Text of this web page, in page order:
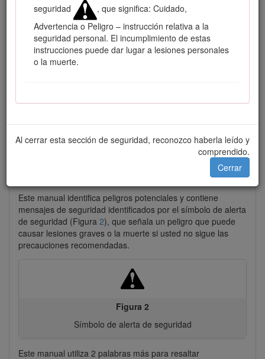
seguridad
, que significa: Cuidado,
Advertencia o Peligro – instrucción relativa a la
seguridad personal. El incumplimiento de estas
instrucciones puede dar lugar a lesiones personales
o la muerte.
Al cerrar esta sección de seguridad, reconozco haberla leído y
comprendido.
Cerrar
Figura 1
Ubicación de los números de modelo y de serie –
levante el asiento y localice la placa del número de
Este manual identifica peligros potenciales y contiene
mensajes de seguridad identificados por el símbolo de alerta
de seguridad (Figura 2), que señala un peligro que puede
causar lesiones graves o la muerte si usted no sigue las
precauciones recomendadas.
Figura 2
Símbolo de alerta de seguridad
Este manual utiliza 2 palabras más para resaltar